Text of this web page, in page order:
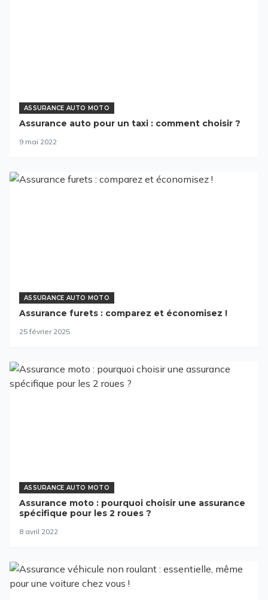
ASSURANCE AUTO MOTO
Assurance auto pour un taxi : comment choisir ?
9 mai 2022
ASSURANCE AUTO MOTO
Assurance furets : comparez et économisez !
25 février 2025
ASSURANCE AUTO MOTO
Assurance moto : pourquoi choisir une assurance
spécifique pour les 2 roues ?
8 avril 2022